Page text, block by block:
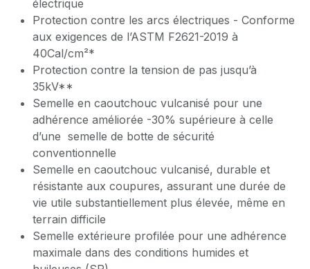
électrique
Protection contre les arcs électriques - Conforme
aux exigences de l’ASTM F2621-2019 à
40Cal/cm²*
Protection contre la tension de pas jusqu’à
35kV**
Semelle en caoutchouc vulcanisé pour une
adhérence améliorée -30% supérieure à celle
d’une semelle de botte de sécurité
conventionnelle
Semelle en caoutchouc vulcanisé, durable et
résistante aux coupures, assurant une durée de
vie utile substantiellement plus élevée, même en
terrain difficile
Semelle extérieure profilée pour une adhérence
maximale dans des conditions humides et